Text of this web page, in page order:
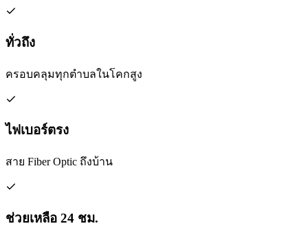
ทั่วถึง
ครอบคลุมทุกตำบลในโคกสูง
ไฟเบอร์ตรง
สาย Fiber Optic ถึงบ้าน
ช่วยเหลือ 24 ชม.